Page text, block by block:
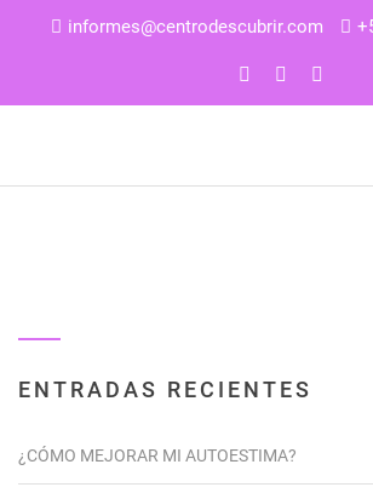
informes@centrodescubrir.com
ENTRADAS RECIENTES
¿CÓMO MEJORAR MI AUTOESTIMA?